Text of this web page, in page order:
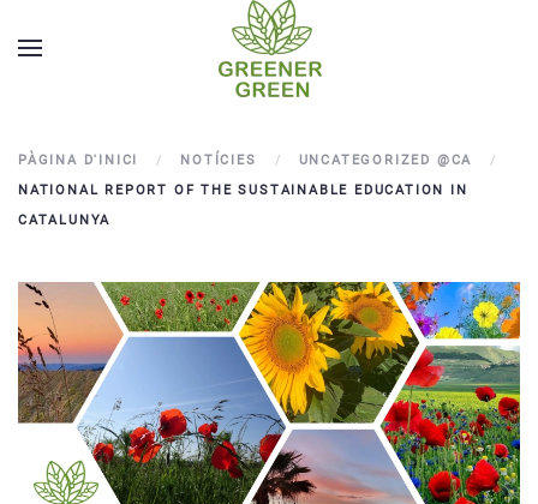
PÀGINA D'INICI NOTÍCIES
UNCATEGORIZED @CA
NATIONAL REPORT OF THE SUSTAINABLE EDUCATION IN
CATALUNYA